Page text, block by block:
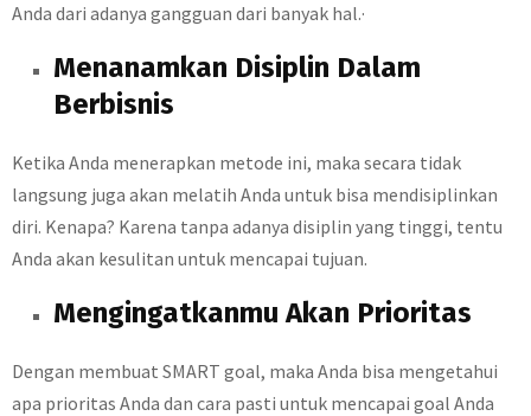
Anda dari adanya gangguan dari banyak hal.·
Menanamkan Disiplin Dalam
Berbisnis
Ketika Anda menerapkan metode ini, maka secara tidak
langsung juga akan melatih Anda untuk bisa mendisiplinkan
diri. Kenapa? Karena tanpa adanya disiplin yang tinggi, tentu
Anda akan kesulitan untuk mencapai tujuan.
Mengingatkanmu Akan Prioritas
Dengan membuat SMART goal, maka Anda bisa mengetahui
apa prioritas Anda dan cara pasti untuk mencapai goal Anda